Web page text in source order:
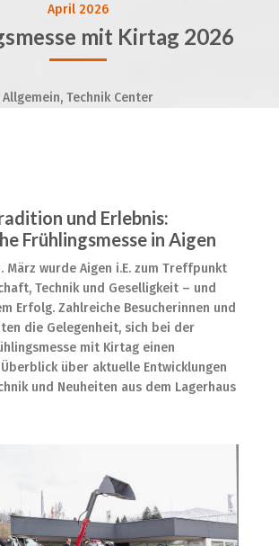
April 2026
mit Kirtag 2026
Allgemein, Technik Center
und Erlebnis:
Frühlingsmesse in Aigen
März wurde Aigen i.E. zum Treffpunkt
Technik und Geselligkeit – und
Erfolg. Zahlreiche Besucherinnen und
die Gelegenheit, sich bei der
mit Kirtag einen
über aktuelle Entwicklungen
und Neuheiten aus dem Lagerhaus